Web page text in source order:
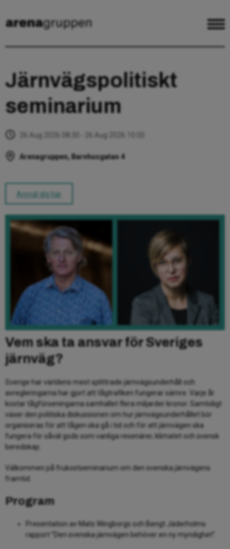
Järnvägspolitiskt
seminarium
26 Aug 2026 08:30 - 26 Aug 2026 10:00
Arenagruppen, Barnhusgatan 4
Anmäl dig här
Vem ska ta ansvar för Sveriges
järnväg?
Sverige har världens mest splittrade järnvägsunderhåll och
avregleringarna har gjort att tågtrafiken fungerar sämre. Varje år
kostar tågförseningarna samhället flera miljarder kronor. Samtidigt
växer den politiska diskussionen om hur järnvägsunderhållet bör
organiseras för att tågen ska gå i tid och för att järnvägen ska
fungera för såväl gods som vanliga resenärer, klimatet och svensk
beredskap.
Välkommen på frukostseminarium om den svenska järnvägens
framtid.
Program
Presentation av Mats Wingborgs och Bengt Jäderholms
rapport ”Den svenska järnvägen behöver en ny myndighet”.